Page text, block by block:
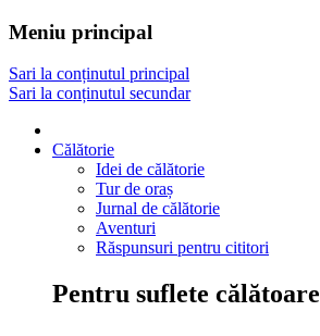
Meniu principal
Sari la conținutul principal
Sari la conținutul secundar
Călătorie
Idei de călătorie
Tur de oraș
Jurnal de călătorie
Aventuri
Răspunsuri pentru cititori
Pentru suflete călătoare